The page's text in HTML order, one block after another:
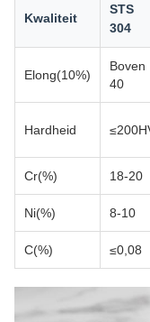
Kwaliteit
STS
304
Elong(10%)
Boven
40
Hardheid
Cr(%) 18-20
Ni(%) 8-10
C(%) ≤0,08